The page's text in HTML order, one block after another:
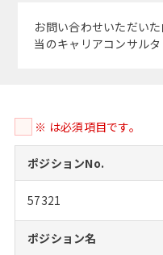
サービス案内
キャリアデザイン講座
（最新求人市場動向）
MBAの転職事例
MBAからのFAQ
MBA留学生数の推移
インターン受入企業一覧
英文レジュメの書き方
よくある面接Q&A集
外資系／面接攻略のコツ
“展”職相談室
転職成功への4つの鍵
キャリアに効く一冊
注目企業インタビュー
ジョブフェア
キャリアフォーラム
プロ経営者の特別セミナー
Career Talk Live
沿革
採用情報
パブリシティ
ニュースリリース
お問い合わせいただい
当のキャリアコンサル
※ は必須項目です。
ポジションNo.
57321
ポジション名